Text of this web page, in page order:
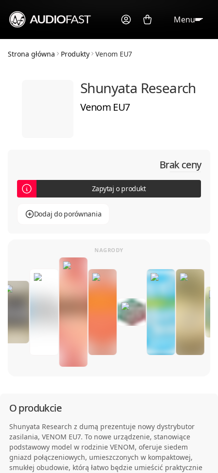
Menu
Strona główna Produkty Venom EU7
Shunyata Research
Venom EU7
Brak ceny
Zapytaj o produkt
Dodaj do porównania
O produkcie
Shunyata Research z dumą prezentuje nowy dystrybutor
zasilania, VENOM EU7. To nowe urządzenie, stanowiące
podstawowy model w rodzinie VENOM, oferuje siedem
gniazd połączeniowych, umieszczonych w kompaktowej,
smukłej obudowie, którą łatwo będzie umieścić praktycznie